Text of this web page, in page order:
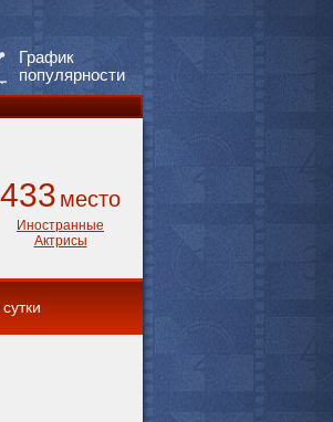
График
популярности
433 место
Иностранные
Актрисы